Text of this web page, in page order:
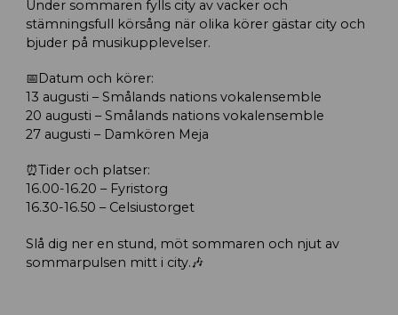
Under sommaren fylls city av vacker och
stämningsfull körsång när olika körer gästar city och
bjuder på musikupplevelser.
📅Datum och körer:
13 augusti – Smålands nations vokalensemble
20 augusti – Smålands nations vokalensemble
27 augusti – Damkören Meja
⏰Tider och platser:
16.00-16.20 – Fyristorg
16.30-16.50 – Celsiustorget
Slå dig ner en stund, möt sommaren och njut av
sommarpulsen mitt i city.🎶